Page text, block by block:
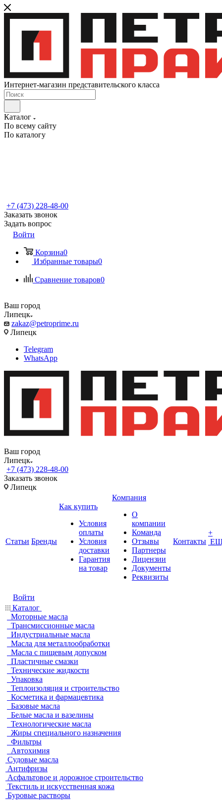
Интернет-магазин представительского класса
Каталог
По всему сайту
По каталогу
+7 (473) 228-48-00
Заказать звонок
Задать вопрос
Войти
Корзина0
Избранные товары0
Сравнение товаров0
Ваш город
Липецк
zakaz@petroprime.ru
Липецк
Telegram
WhatsApp
Ваш город
Липецк
+7 (473) 228-48-00
Заказать звонок
Липецк
Статьи Бренды
Как купить
Условия
оплаты
Условия
доставки
Гарантия
на товар
Компания
О
компании
Команда
Отзывы
Партнеры
Лицензии
Документы
Реквизиты
Контакты
+
Войти
Каталог
Моторные масла
Трансмиссионные масла
Индустриальные масла
Масла для металлообработки
Масла с пищевым допуском
Пластичные смазки
Технические жидкости
Упаковка
Теплоизоляция и строительство
Косметика и фармацевтика
Базовые масла
Белые масла и вазелины
Технологические масла
Жиры специального назначения
Фильтры
Автохимия
Судовые масла
Антифризы
Асфальтовое и дорожное строительство
Текстиль и искусственная кожа
Буровые растворы